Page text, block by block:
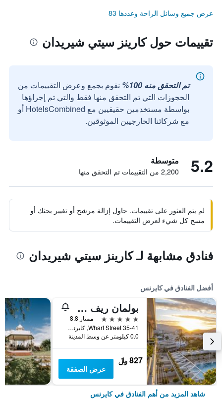
عرض جميع وسائل الراحة وعددها 83
تقييمات حول كارينز سيتي شيريدان
تم التحقق منه 100%
نقوم بجمع وعرض التقييمات من
الحجوزات التي تم التحقق منها فقط والتي تم إجراؤها
بواسطة مستخدمين حقيقيين مع HotelsCombined أو
مع شركائنا الخارجيين الموثوقين.
5.2 متوسطة
2,200 من التقييمات تم التحقق منها
لم يتم العثور على تقييمات. حاول إزالة مرشح أو تغيير بحثك أو
مسح كل شيء لعرض التقييمات.
فنادق مشابهة لـ كارينز سيتي شيريدان
أفضل الفنادق في كايرنس
بولمان ريف هوتل كازينو
5 نجوم
ممتاز 8.8
35-41 Wharf Street, كايرنس, QLD, أستراليا
0.0 كيلومتر عن وسط المدينة
827 ﷼
عرض الصفقة
شاهد المزيد من أهم الفنادق في كايرنس